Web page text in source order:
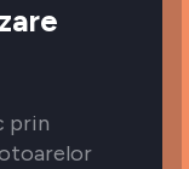
prin